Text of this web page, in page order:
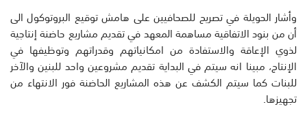
وأشار الحويلة في تصريح للصحافيين على هامش توقيع البروتوكول الى
أن من بنود الاتفاقية مساهمة المعهد في تقديم مشاريع حاضنة إنتاجية
لذوي الإعاقة والاستفادة من امكانياتهم وقدراتهم وتوظيفها في
الإنتاج، مبينا انه سيتم في البداية تقديم مشروعين واحد للبنين والآخر
للبنات كما سيتم الكشف عن هذه المشاريع الحاضنة فور الانتهاء من
تجهيزها.